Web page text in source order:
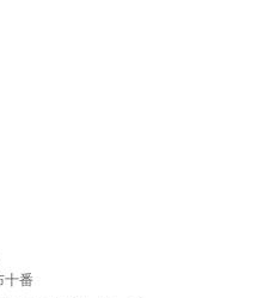
十番